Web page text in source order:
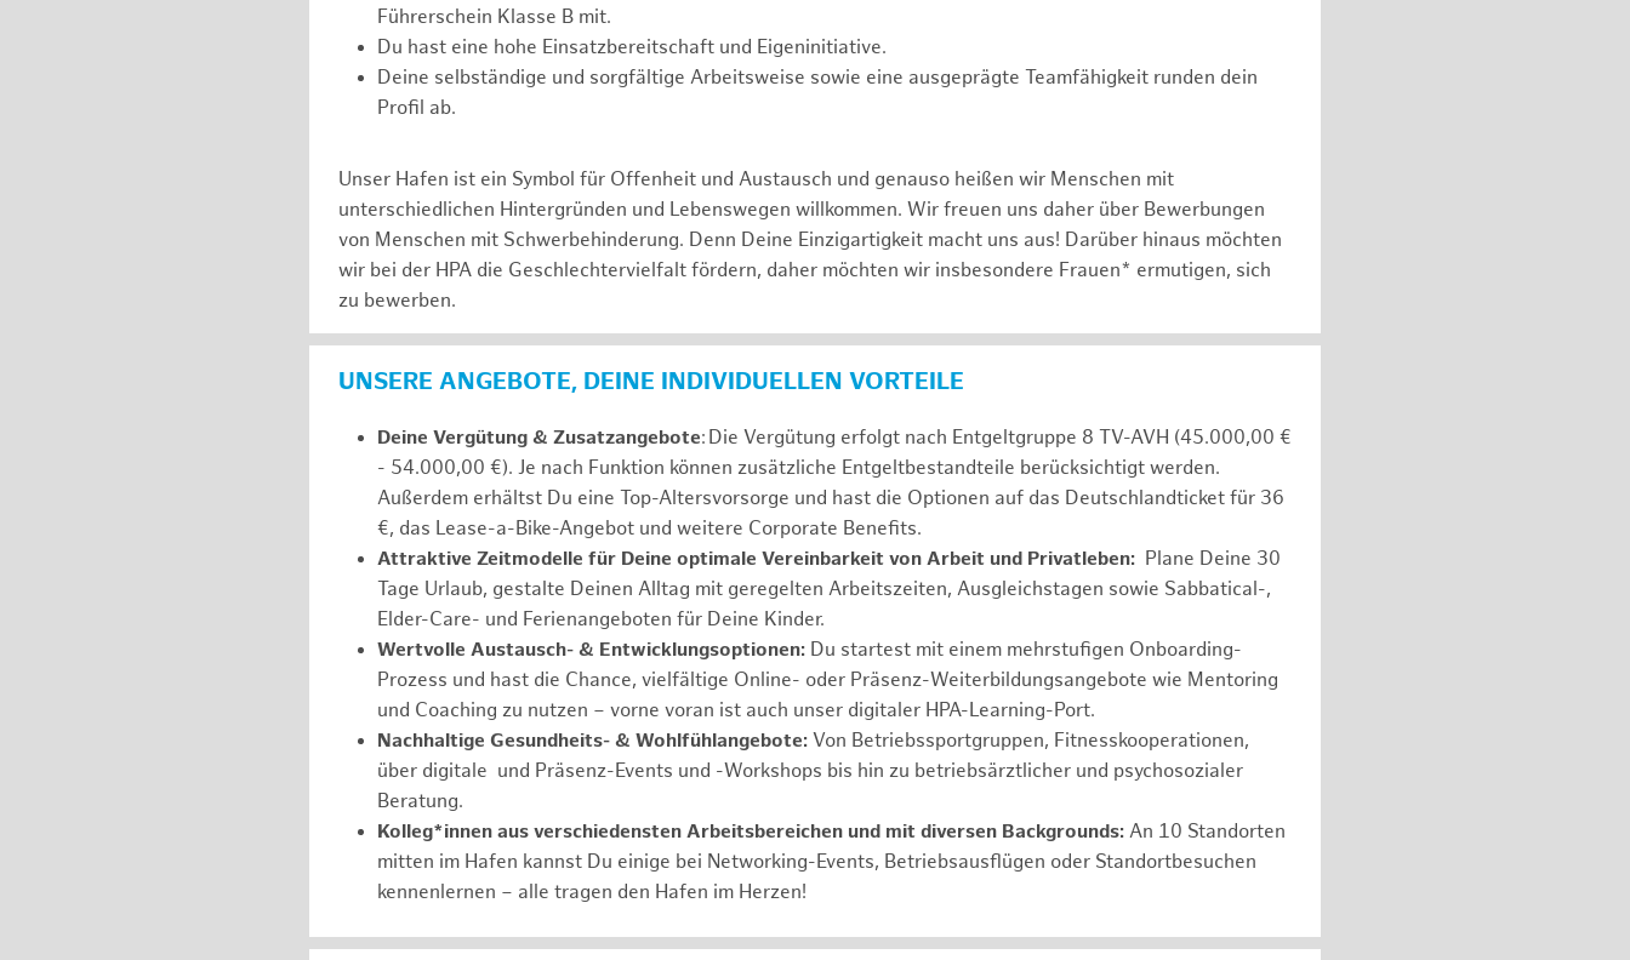
Führerschein Klasse B mit.
Du hast eine hohe Einsatzbereitschaft und Eigeninitiative.
Deine selbständige und sorgfältige Arbeitsweise sowie eine ausgeprägte Teamfähigkeit runden dein
Profil ab.
Unser Hafen ist ein Symbol für Offenheit und Austausch und genauso heißen wir Menschen mit
unterschiedlichen Hintergründen und Lebenswegen willkommen. Wir freuen uns daher über Bewerbungen
von Menschen mit Schwerbehinderung. Denn Deine Einzigartigkeit macht uns aus! Darüber hinaus möchten
wir bei der HPA die Geschlechtervielfalt fördern, daher möchten wir insbesondere Frauen* ermutigen, sich
zu bewerben.
UNSERE ANGEBOTE, DEINE INDIVIDUELLEN VORTEILE
Deine Vergütung & Zusatzangebote: Die Vergütung erfolgt nach Entgeltgruppe 8 TV-AVH (45.000,00 €
- 54.000,00 €). Je nach Funktion können zusätzliche Entgeltbestandteile berücksichtigt werden.
Außerdem erhältst Du eine Top-Altersvorsorge und hast die Optionen auf das Deutschlandticket für 36
€, das Lease-a-Bike-Angebot und weitere Corporate Benefits.
Attraktive Zeitmodelle für Deine optimale Vereinbarkeit von Arbeit und Privatleben: Plane Deine 30
Tage Urlaub, gestalte Deinen Alltag mit geregelten Arbeitszeiten, Ausgleichstagen sowie Sabbatical-,
Elder-Care- und Ferienangeboten für Deine Kinder.
Wertvolle Austausch- & Entwicklungsoptionen: Du startest mit einem mehrstufigen Onboarding-
Prozess und hast die Chance, vielfältige Online- oder Präsenz-Weiterbildungsangebote wie Mentoring
und Coaching zu nutzen – vorne voran ist auch unser digitaler HPA-Learning-Port.
Nachhaltige Gesundheits- & Wohlfühlangebote: Von Betriebssportgruppen, Fitnesskooperationen,
über digitale und Präsenz-Events und -Workshops bis hin zu betriebsärztlicher und psychosozialer
Beratung.
Kolleg*innen aus verschiedensten Arbeitsbereichen und mit diversen Backgrounds: An 10 Standorten
mitten im Hafen kannst Du einige bei Networking-Events, Betriebsausflügen oder Standortbesuchen
kennenlernen – alle tragen den Hafen im Herzen!